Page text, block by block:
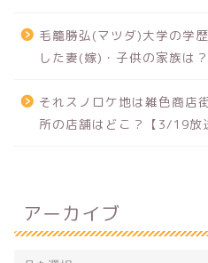
毛籠勝弘(マツダ)大学の学
した妻(嫁)・子供の家族は？
それスノロケ地は雑色商店
所の店舗はどこ？【3/19放
アーカイブ